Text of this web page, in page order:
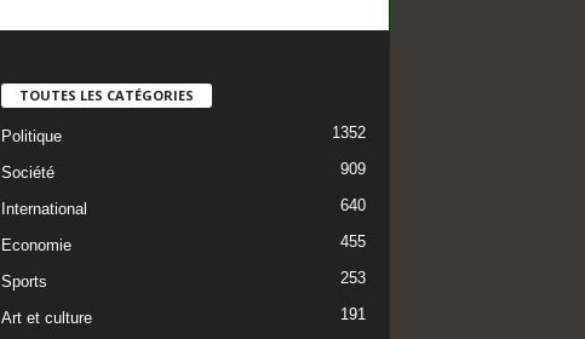
TOUTES LES CATÉGORIES
Politique 1352
Société 909
International 640
Economie 455
Sports 253
Art et culture 191